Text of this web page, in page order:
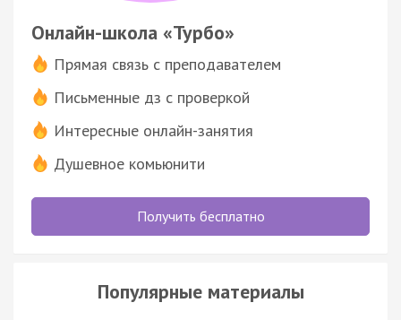
Онлайн-школа «Турбо»
Прямая связь с преподавателем
Письменные дз с проверкой
Интересные онлайн-занятия
Душевное комьюнити
Получить бесплатно
Популярные материалы